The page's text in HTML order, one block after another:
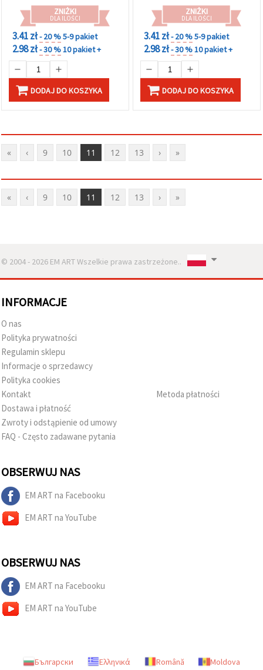
ZNIŻKI
DLA ILOŚCI
3.41 zł- 20 %5-9 pakiet
2.98 zł- 30 %10 pakiet +
DODAJ DO KOSZYKA
ZNIŻKI
DLA ILOŚCI
3.41 zł- 20 %5-9 pakiet
2.98 zł- 30 %10 pakiet +
DODAJ DO KOSZYKA
« ‹ 9 10 11 12 13 › »
« ‹ 9 10 11 12 13 › »
© 2004 - 2026 EM ART Wszelkie prawa zastrzeżone..
INFORMACJE
O nas
Polityka prywatności
Regulamin sklepu
Informacje o sprzedawcy
Polityka cookies
Kontakt
Dostawa i płatność
Zwroty i odstąpienie od umowy
FAQ - Często zadawane pytania
Metoda płatności
OBSERWUJ NAS
EM ART na Facebooku
EM ART na YouTube
OBSERWUJ NAS
EM ART na Facebooku
EM ART na YouTube
Български Ελληνικά Română Moldova